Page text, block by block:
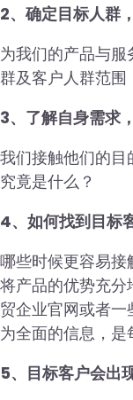
2、确定目标人群
为我们的产品与
群及客户人群范围
3、了解自身需求
我们接触他们的
究竟是什么？
4、如何找到目标
哪些时候更容易接
将产品的优势充
贸企业官网或者
为全面的信息，是
5、目标客户会出